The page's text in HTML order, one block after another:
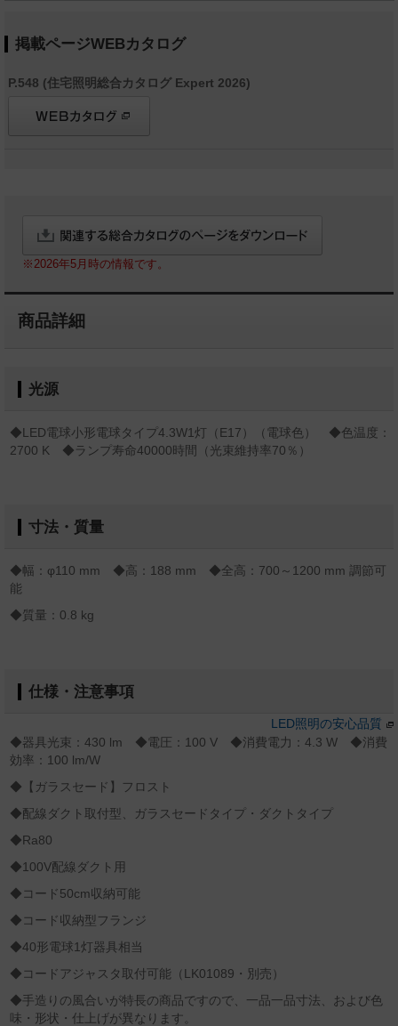
掲載ページWEBカタログ
P.548 (住宅照明総合カタログ Expert 2026)
※2026年5月時の情報です。
商品詳細
光源
◆LED電球小形電球タイプ4.3W1灯（E17）（電球色） ◆色温度：
2700 K ◆ランプ寿命40000時間（光束維持率70％）
寸法・質量
◆幅：φ110 mm ◆高：188 mm ◆全高：700～1200 mm 調節可
能
◆質量：0.8 kg
仕様・注意事項
LED照明の安心品質
◆器具光束：430 lm ◆電圧：100 V ◆消費電力：4.3 W ◆消費
効率：100 lm/W
◆【ガラスセード】フロスト
◆配線ダクト取付型、ガラスセードタイプ・ダクトタイプ
◆Ra80
◆100V配線ダクト用
◆コード50cm収納可能
◆コード収納型フランジ
◆40形電球1灯器具相当
◆コードアジャスタ取付可能（LK01089・別売）
◆手造りの風合いが特長の商品ですので、一品一品寸法、および色
味・形状・仕上げが異なります。